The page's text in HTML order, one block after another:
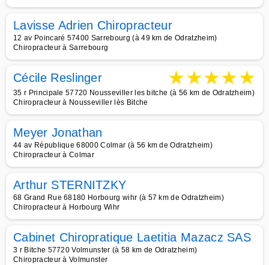
Lavisse Adrien Chiropracteur
12 av Poincaré 57400 Sarrebourg (à 49 km de Odratzheim)
Chiropracteur à Sarrebourg
Cécile Reslinger ★★★★★
35 r Principale 57720 Nousseviller les bitche (à 56 km de Odratzheim)
Chiropracteur à Nousseviller lès Bitche
Meyer Jonathan
44 av République 68000 Colmar (à 56 km de Odratzheim)
Chiropracteur à Colmar
Arthur STERNITZKY
68 Grand Rue 68180 Horbourg wihr (à 57 km de Odratzheim)
Chiropracteur à Horbourg Wihr
Cabinet Chiropratique Laetitia Mazacz SAS
3 r Bitche 57720 Volmunster (à 58 km de Odratzheim)
Chiropracteur à Volmunster